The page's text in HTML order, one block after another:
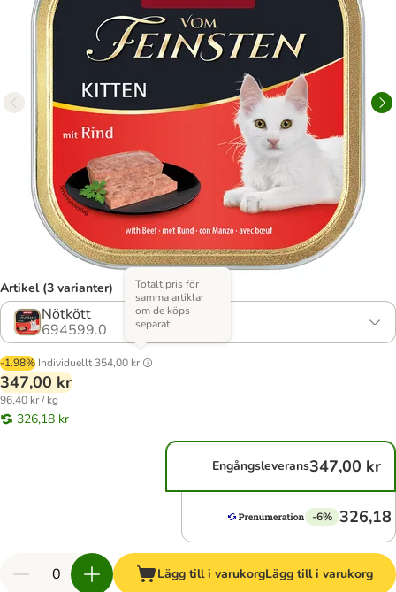
Artikel (3 varianter)
Nötkött
694599.0
-1.98% Individuellt 354,00 kr
Totalt pris för
samma artiklar
om de köps
separat
347,00 kr
96,40 kr / kg
326,18 kr
Engångsleverans347,00 kr
-6% 326,18
Lägg till i varukorgLägg till i varukorg